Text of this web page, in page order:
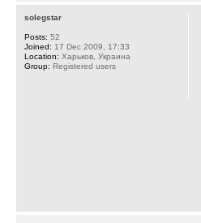
solegstar
Posts: 52
Joined: 17 Dec 2009, 17:33
Location: Харьков, Украина
Group: Registered users